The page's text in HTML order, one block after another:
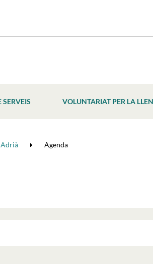
SERVEIS VOLUNTARIAT PER LA
Adrià Agenda